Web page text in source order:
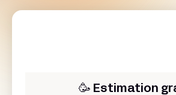
🥳 Estimation